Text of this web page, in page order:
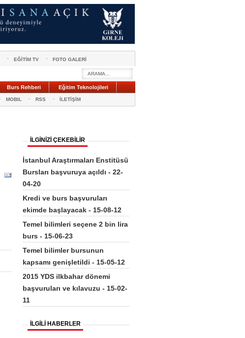
EĞİTİM TV FOTO GALERİ
Burs Rehberi Eğitim Teknolojileri
MOBIL RSS İLETİŞİM
İLGİNİZİ ÇEKEBİLİR
İstanbul Araştırmaları Enstitüsü
Bursları başvuruya açıldı - 22-
04-20
Kredi ve burs başvuruları
ekimde başlayacak - 15-08-12
Temel bilimleri seçene 2 bin lira
burs - 15-06-23
Temel bilimler bursunun
kapsamı genişletildi - 15-05-12
2015 YDS ilkbahar dönemi
başvuruları ve kılavuzu - 15-02-
11
İLGİLİ HABERLER